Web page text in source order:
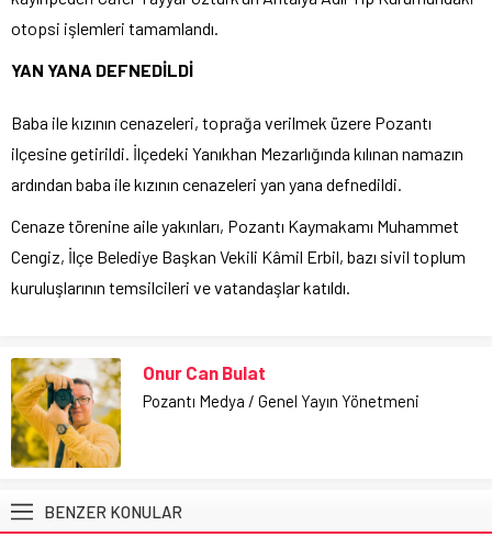
otopsi işlemleri tamamlandı.
YAN YANA DEFNEDİLDİ
Baba ile kızının cenazeleri, toprağa verilmek üzere Pozantı
ilçesine getirildi. İlçedeki Yanıkhan Mezarlığında kılınan namazın
ardından baba ile kızının cenazeleri yan yana defnedildi.
Cenaze törenine aile yakınları, Pozantı Kaymakamı Muhammet
Cengiz, İlçe Belediye Başkan Vekili Kâmil Erbil, bazı sivil toplum
kuruluşlarının temsilcileri ve vatandaşlar katıldı.
Onur Can Bulat
Pozantı Medya / Genel Yayın Yönetmeni
BENZER KONULAR